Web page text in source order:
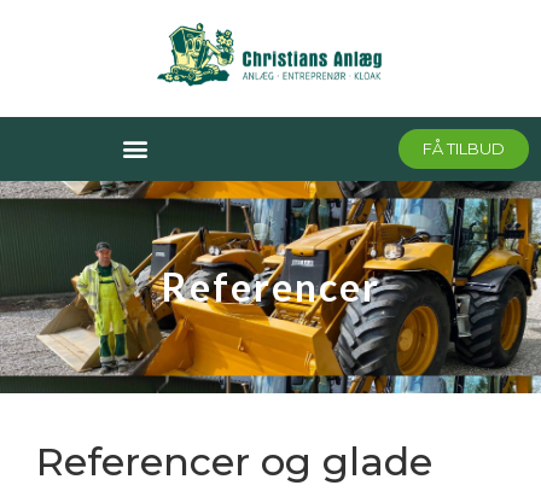
FÅ TILBUD
Referencer
Referencer og glade